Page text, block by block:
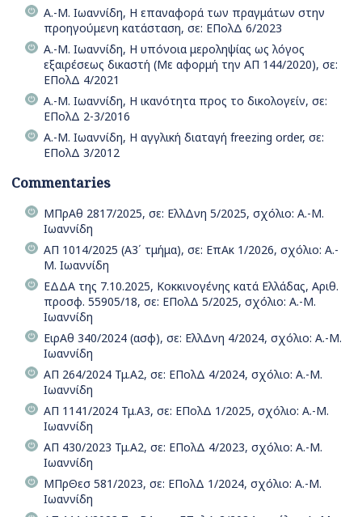
Α.-Μ. Ιωαννίδη, Η επαναφορά των πραγμάτων στην
προηγούμενη κατάσταση, σε: ΕΠολΔ 6/2023
Α.-Μ. Ιωαννίδη, Η υπόνοια μεροληψίας ως λόγος
εξαιρέσεως δικαστή (Με αφορμή την ΑΠ 144/2020), σε:
ΕΠολΔ 4/2021
Α.-Μ. Ιωαννίδη, Η ικανότητα προς το δικολογείν, σε:
ΕΠολΔ 2-3/2016
Α.-Μ. Ιωαννίδη, Η αγγλική διαταγή freezing order, σε:
ΕΠολΔ 3/2012
Commentaries
ΜΠρΑθ 2817/2025, σε: ΕλλΔνη 5/2025, σχόλιο: Α.-Μ.
Ιωαννίδη
ΑΠ 1014/2025 (Α3΄ τμήμα), σε: ΕπΑκ 1/2026, σχόλιο: Α.-
Μ. Ιωαννίδη
ΕΔΔΑ της 7.10.2025, Κοκκινογένης κατά Ελλάδας, Aριθ.
προσφ. 55905/18, σε: ΕΠολΔ 5/2025, σχόλιο: Α.-Μ.
Ιωαννίδη
ΕιρΑθ 340/2024 (ασφ), σε: ΕλλΔνη 4/2024, σχόλιο: Α.-Μ.
Ιωαννίδη
ΑΠ 264/2024 Τμ.Α2, σε: ΕΠολΔ 4/2024, σχόλιο: Α.-Μ.
Ιωαννίδη
ΑΠ 1141/2024 Τμ.Α3, σε: ΕΠολΔ 1/2025, σχόλιο: Α.-Μ.
Ιωαννίδη
ΑΠ 430/2023 Τμ.Α2, σε: ΕΠολΔ 4/2023, σχόλιο: Α.-Μ.
Ιωαννίδη
ΜΠρΘεσ 581/2023, σε: ΕΠολΔ 1/2024, σχόλιο: Α.-Μ.
Ιωαννίδη